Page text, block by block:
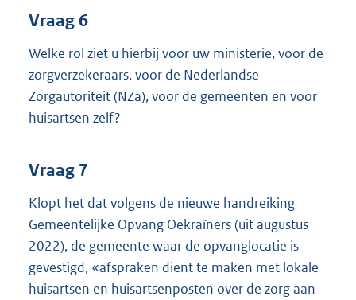
Vraag 6
Welke rol ziet u hierbij voor uw ministerie, voor de
zorgverzekeraars, voor de Nederlandse
Zorgautoriteit (NZa), voor de gemeenten en voor
huisartsen zelf?
Vraag 7
Klopt het dat volgens de nieuwe handreiking
Gemeentelijke Opvang Oekraïners (uit augustus
2022), de gemeente waar de opvanglocatie is
gevestigd, «afspraken dient te maken met lokale
huisartsen en huisartsenposten over de zorg aan